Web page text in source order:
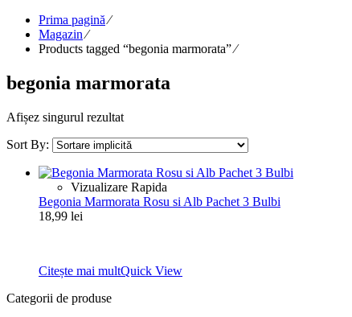
Prima pagină⁄
Magazin ⁄
Products tagged “begonia marmorata”⁄
begonia marmorata
Afișez singurul rezultat
Sort By:
Vizualizare Rapida
Begonia Marmorata Rosu si Alb Pachet 3 Bulbi
18,99 lei
Citește mai multQuick View
Categorii de produse